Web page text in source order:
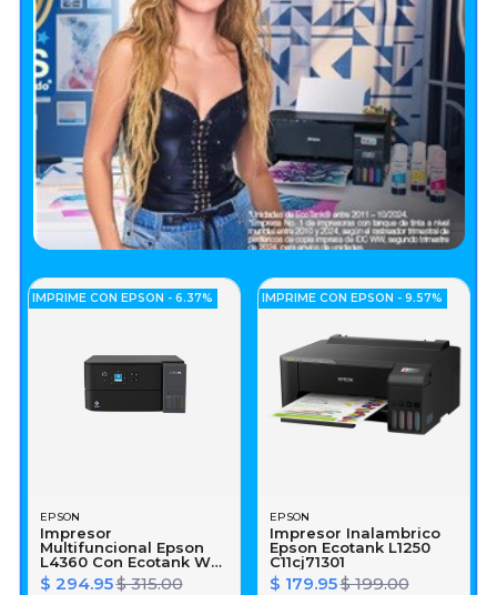
IMPRIME CON EPSON - 6.37%
EPSON
Impresor
Multifuncional Epson
L4360 Con Ecotank Wifi
C11cl41301
$ 294.95$ 315.00
IMPRIME CON EPSON - 9.57%
EPSON
Impresor Inalambrico
Epson Ecotank L1250
C11cj71301
$ 179.95$ 199.00